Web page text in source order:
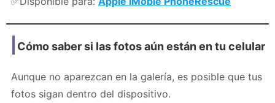
Cómo saber si las fotos aún están en tu celular
Aunque no aparezcan en la galería, es posible que tus
fotos sigan dentro del dispositivo.